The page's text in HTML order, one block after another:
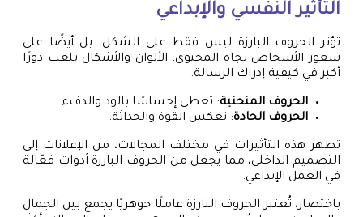
التأثير النفسي والإبداعي
تؤثر الحروف البارزة ليس فقط على الشكل، بل أيضًا على
شعور الأشخاص تجاه المحتوى. الألوان والأشكال تلعب دورًا
أكبر في كيفية إدراك الرسالة.
الحروف المنحنية: تعطي إحساسًا بالود والدفء.
الحروف الحادة: تعكس القوة والحداثة.
تظهر هذه التأثيرات في مختلف المجالات، من الإعلانات إلى
التصميم الداخلي، مما يجعل من الحروف البارزة أدوات فعّالة
في العمل الإبداعي.
باختصار، تُعتبر الحروف البارزة عاملًا جوهريًا يجمع بين الجمال